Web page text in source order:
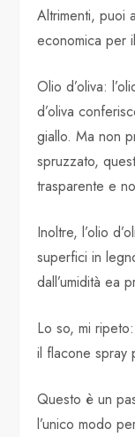
Altrimenti, puoi
economica per
Olio d’oliva:
d’oliva
giallo. Ma non
spruzzato,
trasparente e
Inoltre, l’olio
superfici in
dall’umidità ea
Lo so, mi
il flacone spray
Questo è un
l’unico modo